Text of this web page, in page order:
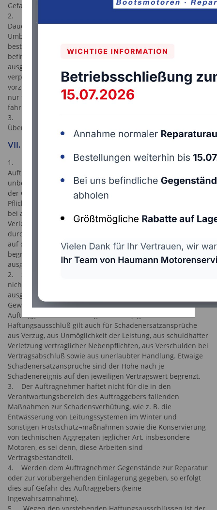
Gefahr bei Übergabe an diesen über.
2. Der Auftraggeber hat ggf. dafür zu sorgen, dass für die
Dauer der vom Auftragnehmer durchzuführenden Wartungs-,
Umbau- oder Reparaturarbeiten eine Kaskoversicherung
besteht. Eine Haftung des Auftragnehmers für im Freilager
befindliche Kundengegenstände ist dementsprechend
ausgeschloßen. Der Auftrag-geber ist auf Verlangen
verpflichtet, einen Nachweis der Versicherungsgesellschaft
vorzulegen, in dem bestätigt wird, dass der Auftragnehmer
nur für Schäden in Regress genommen wird, die er grob
fahrlässig oder vorsätzlich verursacht hat.
3. Altteile werden 30 Tage nach
Übergabe/Rechnungsdatum entsorgt.
VII. Haftung
1. Für Ansprüche aufgrund von Schäden, die durch den
Auftragnehmer verursacht wurden, haftet dieser stets
unbeschränkt bei Verletzung des Lebens, des Körpers oder
der Gesundheit, bei vorsätzlicher oder grob fahrlässiger
Pflichtverletzung, bei vereinbarten Garantieversprechen oder
bei anzuwendendem Produkthaftungsgesetz. Bei der
Verletzung wesentlicher Vertragspflichten (Kardinalpflichten)
durch leichte Fahrlässigkeit ist die Haftung der Höhe nach
auf den bei Vertragsabschluss vorhersehbaren Schaden
begrenzt. Im Übrigen sind Ansprüche auf Schadenersatz
ausgeschlossen.
2. Soweit gesetzlich zulässig, haftet der Auftragnehmer
nicht für entgangenen Gewinn, entgangene Urlaubsfreuden,
ausgebliebene Einsparungen, Schäden aufgrund höherer
Gewalt, Schäden aus Ansprüchen Dritter gegen den
Auftraggeber sowie für Folgeschäden jeglicher Art.
Haftungsausschluß gilt auch für Schadenersatzansprüche
aus Verzug, aus Unmöglichkeit der Leistung, aus schuldhafter
Verletzung vertraglicher Nebenpflichten, aus Verschulden bei
Vertragsabschluß sowie aus unerlaubter Handlung. Etwaige
Schadenersatzansprüche sind der Höhe nach je
Schadenereignis auf den jeweiligen Vertragswert begrenzt.
3. Der Auftragnehmer haftet nicht für die in den
Verantwortungsbereich des Auftraggebers fallenden
Maßnahmen zur Schadensverhütung, wie z. B. die
Entwässerung von Leitungssystemen im Winter und
sonstigen Frostschutz¬maßnahmen sowie die Konservierung
von technischen Aggregaten jeglicher Art, insbesondere
Motoren, es sei denn, diese Arbeiten sind
Vertragsbestandteil.
4. Werden dem Auftragnehmer Gegenstände zur Reparatur
oder zur vorübergehenden Einlagerung gegeben, so erfolgt
dies auf Gefahr des Auftraggebers (keine
Ingewahrsamnahme).